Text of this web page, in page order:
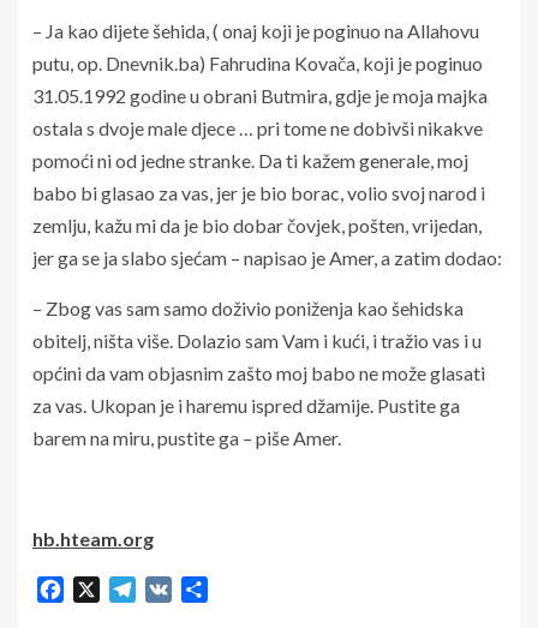
– Ja kao dijete šehida, ( onaj koji je poginuo na Allahovu
putu, op. Dnevnik.ba) Fahrudina Kovača, koji je poginuo
31.05.1992 godine u obrani Butmira, gdje je moja majka
ostala s dvoje male djece … pri tome ne dobivši nikakve
pomoći ni od jedne stranke. Da ti kažem generale, moj
babo bi glasao za vas, jer je bio borac, volio svoj narod i
zemlju, kažu mi da je bio dobar čovjek, pošten, vrijedan,
jer ga se ja slabo sjećam – napisao je Amer, a zatim dodao:
– Zbog vas sam samo doživio poniženja kao šehidska
obitelj, ništa više. Dolazio sam Vam i kući, i tražio vas i u
općini da vam objasnim zašto moj babo ne može glasati
za vas. Ukopan je i haremu ispred džamije. Pustite ga
barem na miru, pustite ga – piše Amer.
hb.hteam.org
Facebook Telegram
VK